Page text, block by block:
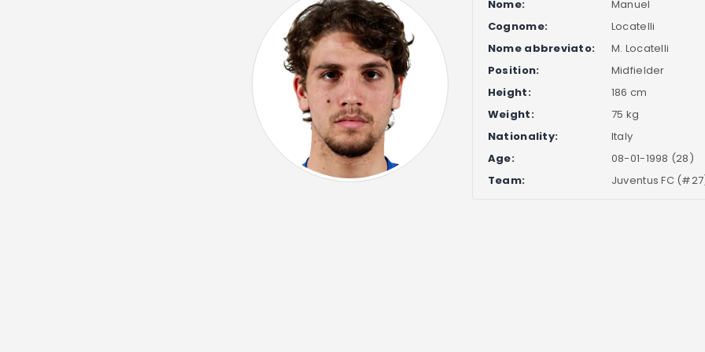
Nome:
Manuel
Cognome:
Locatelli
Nome abbreviato:
M. Locatelli
Position:
Midfielder
Height:
186 cm
Weight:
75 kg
Nationality:
Italy
Age:
08-01-1998 (28)
Team:
Juventus FC